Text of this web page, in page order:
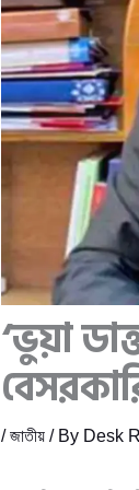
‘ভুয়া
/জাতীয়/ By Desk